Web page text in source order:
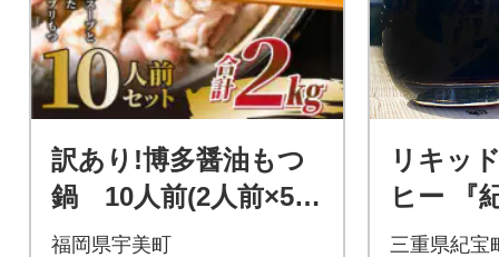
訳あり!博多醤油もつ
鍋 10人前(2人前×5セ
ット)(宇美町)
福岡県宇美町
リキッ
ヒー 『
L×6本【
三重県紀宝